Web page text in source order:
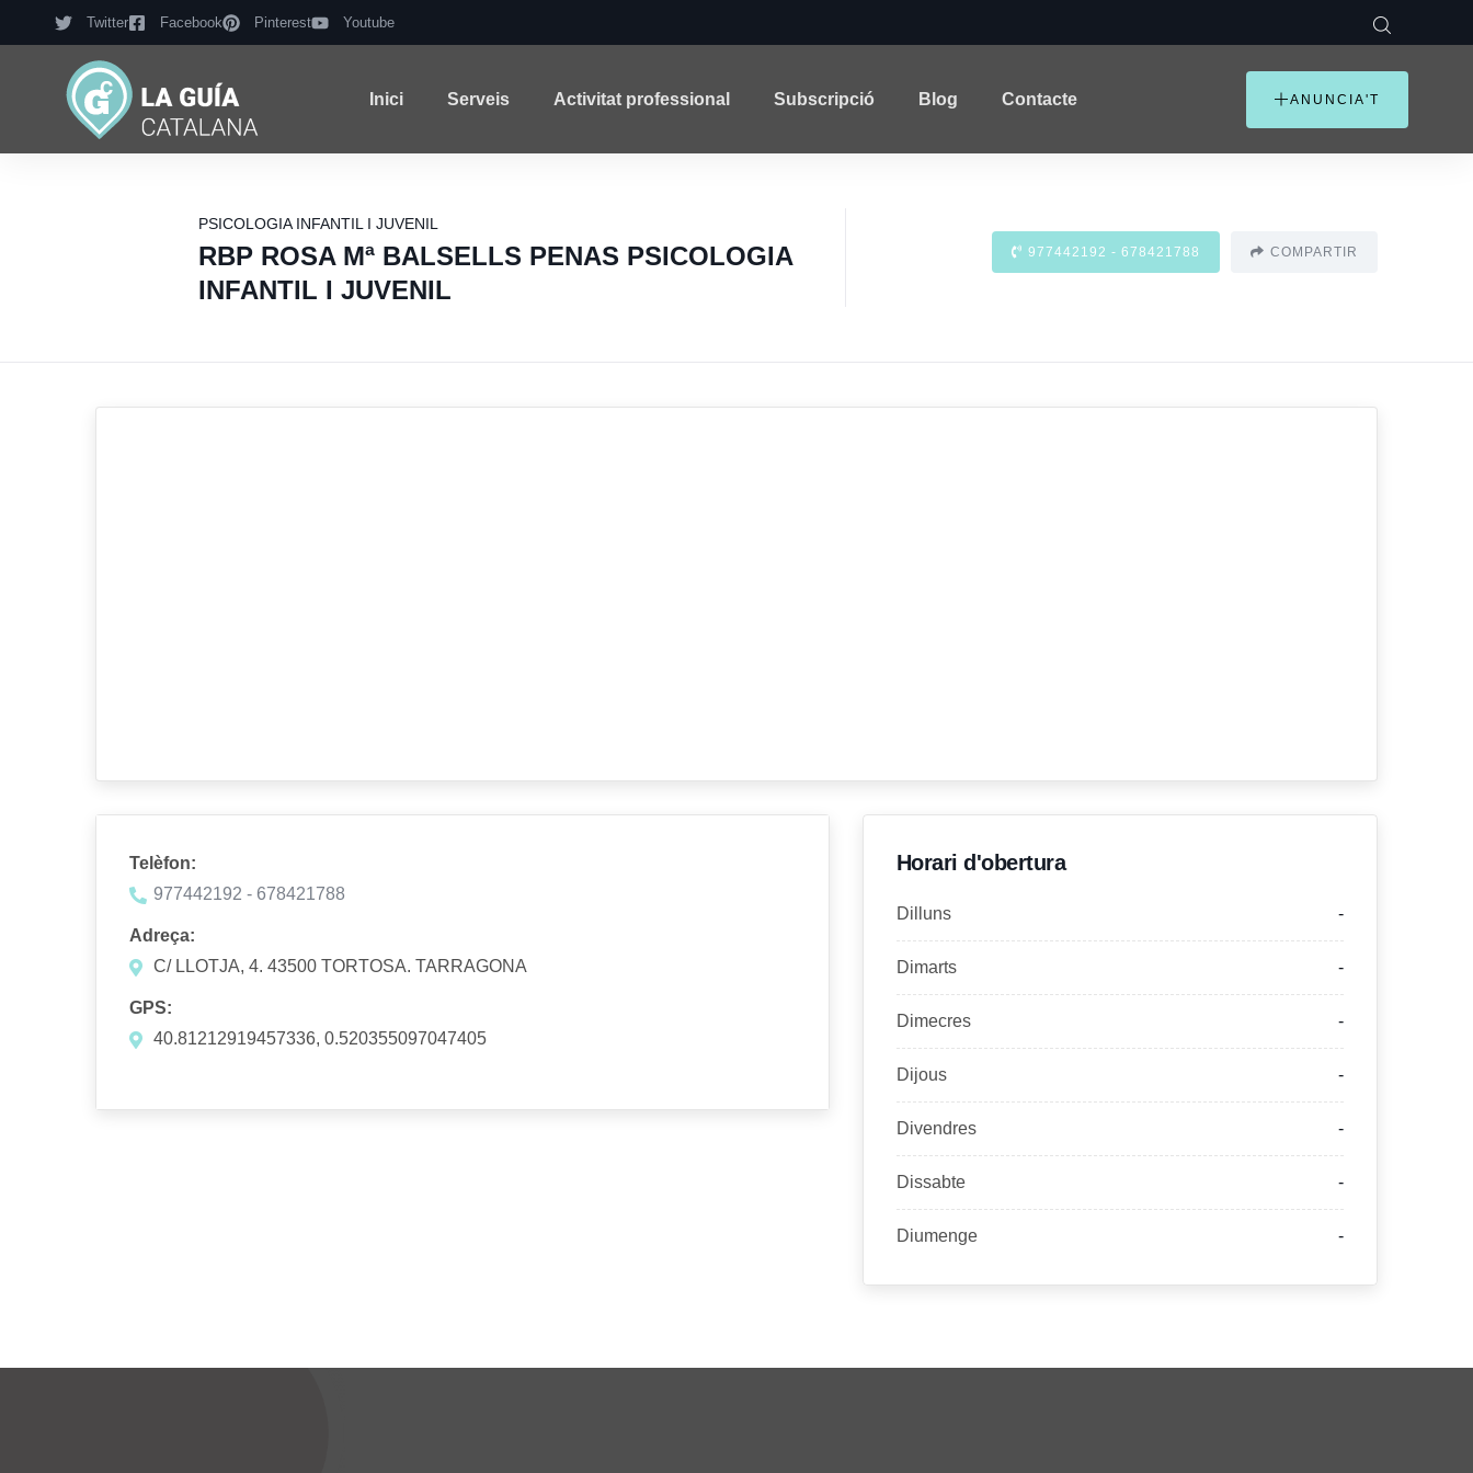
Twitter Facebook Pinterest Youtube
Inici Serveis Activitat professional Subscripció Blog Contacte ANUNCIA'T
PSICOLOGIA INFANTIL I JUVENIL
RBP ROSA Mª BALSELLS PENAS PSICOLOGIA
INFANTIL I JUVENIL
977442192 - 678421788 COMPARTIR
Telèfon:
977442192 - 678421788
Adreça:
C/ LLOTJA, 4. 43500 TORTOSA. TARRAGONA
GPS:
40.81212919457336, 0.520355097047405
Horari d'obertura
Dilluns -
Dimarts -
Dimecres -
Dijous -
Divendres -
Dissabte -
Diumenge -